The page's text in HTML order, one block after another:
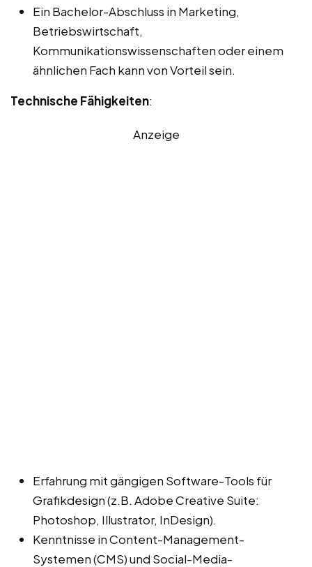
Ein Bachelor-Abschluss in Marketing,
Betriebswirtschaft,
Kommunikationswissenschaften oder einem
ähnlichen Fach kann von Vorteil sein.
Technische Fähigkeiten:
Anzeige
Erfahrung mit gängigen Software-Tools für
Grafikdesign (z.B. Adobe Creative Suite:
Photoshop, Illustrator, InDesign).
Kenntnisse in Content-Management-
Systemen (CMS) und Social-Media-